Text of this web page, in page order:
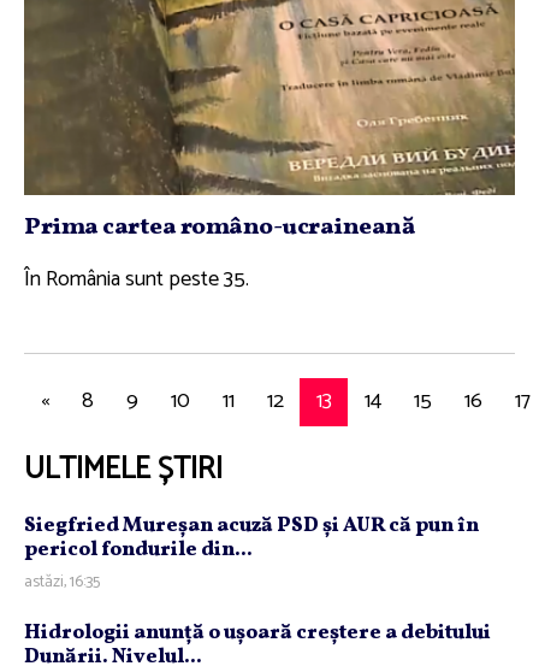
Prima cartea româno-ucraineană
În România sunt peste 35.
« 8 9 10 11 12 13 14 15 16 17
ULTIMELE ȘTIRI
Siegfried Mureşan acuză PSD şi AUR că pun în
pericol fondurile din...
astăzi, 16:35
Hidrologii anunţă o uşoară creştere a debitului
Dunării. Nivelul...